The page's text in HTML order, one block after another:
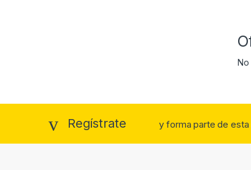
No
Regístrate y forma parte de